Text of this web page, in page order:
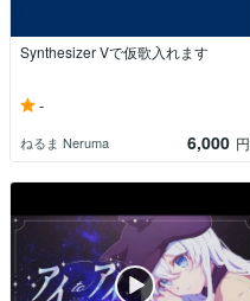
Synthesizer Vで仮歌入れます
-
ねるま Neruma 6,000 円